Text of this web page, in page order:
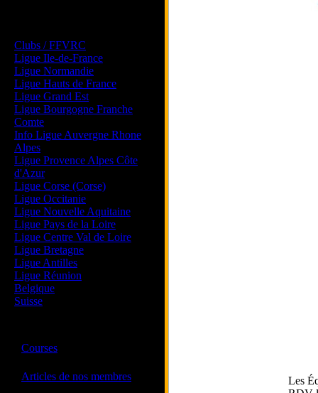
Clubs / FFVRC
Ligue Ile-de-France
Ligue Normandie
Ligue Hauts de France
Ligue Grand Est
Ligue Bourgogne Franche
Comte
Info Ligue Auvergne Rhone
Alpes
Ligue Provence Alpes Côte
d'Azur
Ligue Corse (Corse)
Ligue Occitanie
Ligue Nouvelle Aquitaine
Ligue Pays de la Loire
Ligue Centre Val de Loire
Ligue Bretagne
Ligue Antilles
Ligue Réunion
Belgique
Suisse
Courses
Articles de nos membres
Les